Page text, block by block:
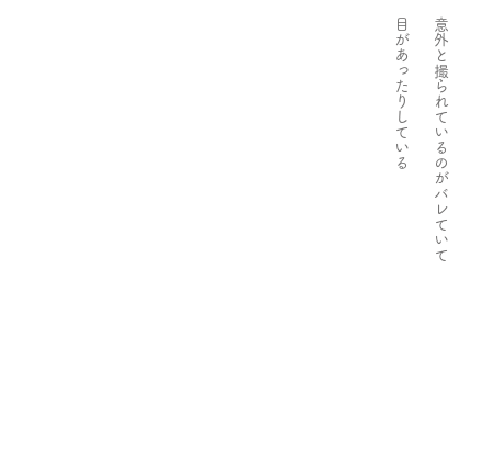
意外と撮られているのがバレていて
​目があったりしている